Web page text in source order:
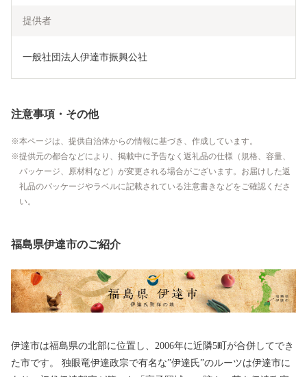
提供者
一般社団法人伊達市振興公社
注意事項・その他
本ページは、提供自治体からの情報に基づき、作成しています。
提供元の都合などにより、掲載中に予告なく返礼品の仕様（規格、容量、
パッケージ、原材料など）が変更される場合がございます。お届けした返
礼品のパッケージやラベルに記載されている注意書きなどをご確認くださ
い。
福島県伊達市のご紹介
伊達市は福島県の北部に位置し、2006年に近隣5町が合併してでき
た市です。 独眼竜伊達政宗で有名な”伊達氏”のルーツは伊達市に